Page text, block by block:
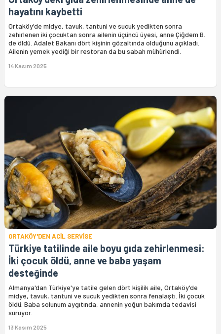
hayatını kaybetti
Ortaköy'de midye, tavuk, tantuni ve sucuk yedikten sonra
zehirlenen iki çocuktan sonra ailenin üçüncü üyesi, anne Çiğdem B.
de öldü. Adalet Bakanı dört kişinin gözaltında olduğunu açıkladı.
Ailenin yemek yediği bir restoran da bu sabah mühürlendi.
14 Kasım 2025
ORTAKÖY'DEN ACİL SERVİSE
Türkiye tatilinde aile boyu gıda zehirlenmesi:
İki çocuk öldü, anne ve baba yaşam
desteğinde
Almanya'dan Türkiye'ye tatile gelen dört kişilik aile, Ortaköy'de
midye, tavuk, tantuni ve sucuk yedikten sonra fenalaştı. İki çocuk
öldü. Baba solunum aygıtında, annenin yoğun bakımda tedavisi
sürüyor.
13 Kasım 2025